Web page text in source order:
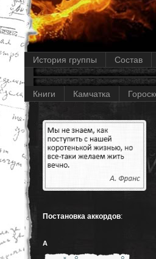
История группы Состав
Книги Камчатка
Постановка аккордов:
A